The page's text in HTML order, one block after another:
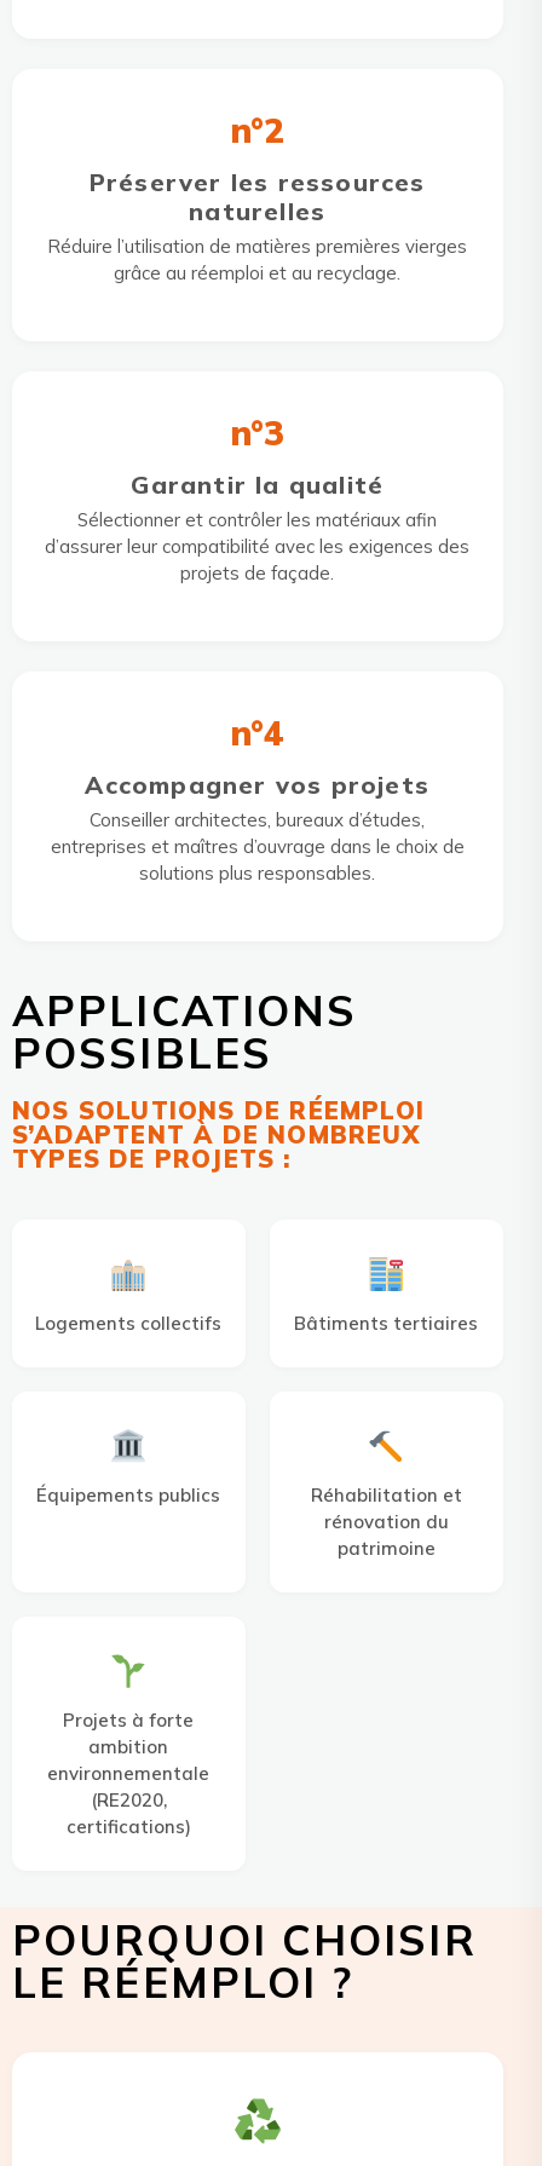
n°2
Préserver les ressources
naturelles
Réduire l’utilisation de matières premières vierges
grâce au réemploi et au recyclage.
n°3
Garantir la qualité
Sélectionner et contrôler les matériaux afin
d’assurer leur compatibilité avec les exigences des
projets de façade.
n°4
Accompagner vos projets
Conseiller architectes, bureaux d’études,
entreprises et maîtres d’ouvrage dans le choix de
solutions plus responsables.
APPLICATIONS
POSSIBLES
NOS SOLUTIONS DE RÉEMPLOI
S’ADAPTENT À DE NOMBREUX
TYPES DE PROJETS :
Logements collectifs Bâtiments tertiaires
Équipements publics
Réhabilitation et
rénovation du
patrimoine
Projets à forte
ambition
environnementale
(RE2020,
certifications)
POURQUOI CHOISIR
LE RÉEMPLOI ?